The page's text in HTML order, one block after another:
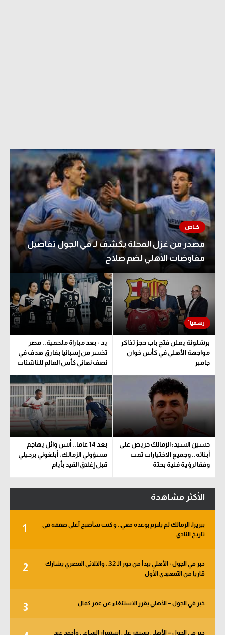
مصدر من غزل المحلة يكشف لـ في الجول تفاصيل
مفاوضات الأهلي لضم صلاح
برشلونة يعلن فتح باب حجز تذاكر
مواجهة الأهلي في كأس خوان
جامبر
يد - بعد مباراة ملحمية.. مصر
تخسر من إسبانيا بفارق هدف في
نصف نهائي كأس العالم للناشئات
حسين السيد: الزمالك حريص على
أبنائه.. وجميع الاختيارات تمت
وفقا لرؤية فنية بحتة
بعد 14 عاما.. أنس وائل يهاجم
مسؤولي الزمالك: أبلغوني برحيلي
قبل إغلاق القيد بأيام
الأكثر مشاهدة
1
بيزيرا: الزمالك لم يلتزم بوعده معي.. وكنت سأصبح أغلى صفقة في
تاريخ النادي
2
خبر في الجول - الأهلي يبدأ من دور الـ 32.. والثلاثي المصري يشارك
قاريا من التمهيدي الأول
3 خبر في الجول – الأهلي يقرر الاستنغاء عن عمر كمال
خبر في الجول – الأهلي يستقر على استمرار الساعي وأحمد عيد